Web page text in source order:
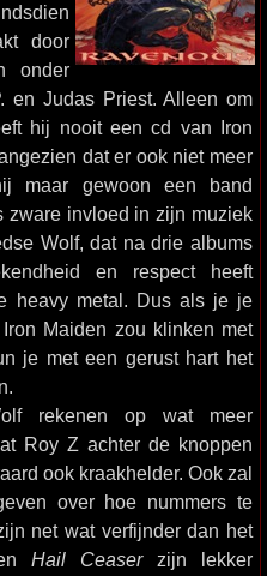
door
onder
en Judas Priest. Alleen om
hij nooit een cd van Iron
dat er ook niet meer
maar gewoon een band
zware invloed in zijn muziek
Wolf, dat na drie albums
en respect heeft
heavy metal. Dus als je je
Maiden zou klinken met
je met een gerust hart het
rekenen op wat meer
Roy Z achter de knoppen
ook kraakhelder. Ook zal
over hoe nummers te
net wat verfijnder dan het
Hail Ceaserzijn lekker